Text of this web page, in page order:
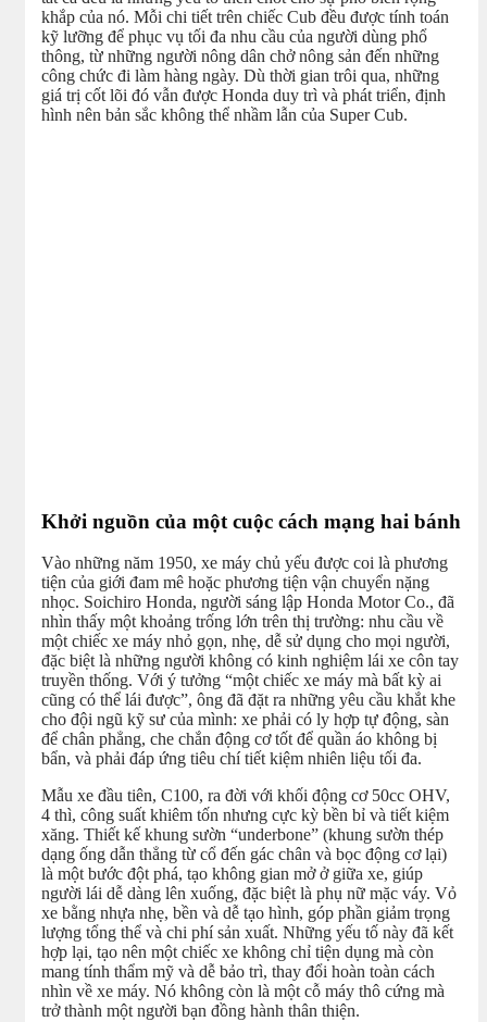
khắp của nó. Mỗi chi tiết trên chiếc Cub đều được tính toán
kỹ lưỡng để phục vụ tối đa nhu cầu của người dùng phổ
thông, từ những người nông dân chở nông sản đến những
công chức đi làm hàng ngày. Dù thời gian trôi qua, những
giá trị cốt lõi đó vẫn được Honda duy trì và phát triển, định
hình nên bản sắc không thể nhầm lẫn của Super Cub.
Khởi nguồn của một cuộc cách mạng hai bánh
Vào những năm 1950, xe máy chủ yếu được coi là phương
tiện của giới đam mê hoặc phương tiện vận chuyển nặng
nhọc. Soichiro Honda, người sáng lập Honda Motor Co., đã
nhìn thấy một khoảng trống lớn trên thị trường: nhu cầu về
một chiếc xe máy nhỏ gọn, nhẹ, dễ sử dụng cho mọi người,
đặc biệt là những người không có kinh nghiệm lái xe côn tay
truyền thống. Với ý tưởng “một chiếc xe máy mà bất kỳ ai
cũng có thể lái được”, ông đã đặt ra những yêu cầu khắt khe
cho đội ngũ kỹ sư của mình: xe phải có ly hợp tự động, sàn
để chân phẳng, che chắn động cơ tốt để quần áo không bị
bẩn, và phải đáp ứng tiêu chí tiết kiệm nhiên liệu tối đa.
Mẫu xe đầu tiên, C100, ra đời với khối động cơ 50cc OHV,
4 thì, công suất khiêm tốn nhưng cực kỳ bền bỉ và tiết kiệm
xăng. Thiết kế khung sườn “underbone” (khung sườn thép
dạng ống dẫn thẳng từ cổ đến gác chân và bọc động cơ lại)
là một bước đột phá, tạo không gian mở ở giữa xe, giúp
người lái dễ dàng lên xuống, đặc biệt là phụ nữ mặc váy. Vỏ
xe bằng nhựa nhẹ, bền và dễ tạo hình, góp phần giảm trọng
lượng tổng thể và chi phí sản xuất. Những yếu tố này đã kết
hợp lại, tạo nên một chiếc xe không chỉ tiện dụng mà còn
mang tính thẩm mỹ và dễ bảo trì, thay đổi hoàn toàn cách
nhìn về xe máy. Nó không còn là một cỗ máy thô cứng mà
trở thành một người bạn đồng hành thân thiện.